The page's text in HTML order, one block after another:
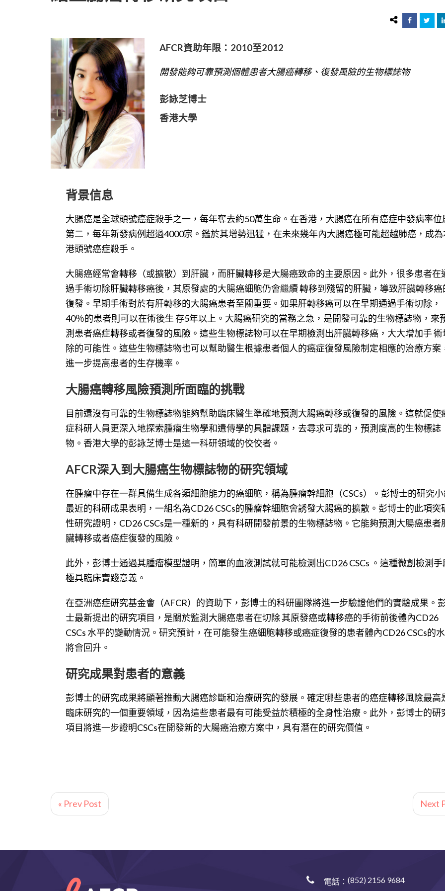
AFCR資助年限： 2010至2012
開發能夠可靠預測個體患者大腸癌轉移、復發風險的生物標誌物
彭詠芝博士
香港大學
背景信息
大腸癌是全球頭號癌症殺手之一，每年奪去約50萬生命。在香港，大腸癌在所有癌症中發病率位
第二，每年新發病例超過4000宗。鑑於其增勢迅猛，在未來幾年內大腸癌極可能超越肺癌，成為
港頭號癌症殺手。
大腸癌經常會轉移（或擴散）到肝臟，而肝臟轉移是大腸癌致命的主要原因。此外，很多患者在
過手術切除肝臟轉移癌後，其原發處的大腸癌細胞仍會繼續 轉移到殘留的肝臟，導致肝臟轉移癌
復發。早期手術對於有肝轉移的大腸癌患者至關重要。如果肝轉移癌可以在早期通過手術切除，
40％的患者則可以在術後生 存5年以上。大腸癌研究的當務之急，是開發可靠的生物標誌物，來
測患者癌症轉移或者復發的風險。這些生物標誌物可以在早期檢測出肝臟轉移癌，大大增加手 術
除的可能性。這些生物標誌物也可以幫助醫生根據患者個人的癌症復發風險制定相應的治療方案
進一步提高患者的生存機率。
大腸癌轉移風險預測所面臨的挑戰
目前還沒有可靠的生物標誌物能夠幫助臨床醫生準確地預測大腸癌轉移或復發的風險。這就促使
症科研人員更深入地探索腫瘤生物學和遺傳學的具體課題，去尋求可靠的，預測度高的生物標誌
物。香港大學的彭詠芝博士是這一科研領域的佼佼者。
AFCR深入到大腸癌生物標誌物的研究領域
在腫瘤中存在一群具備生成各類細胞能力的癌細胞，稱為腫瘤幹細胞（CSCs）。彭博士的研究小
最近的科研成果表明，一組名為CD26 CSCs的腫瘤幹細胞會誘發大腸癌的擴散。彭博士的此項突
性研究證明，CD26 CSCs是一種新的，具有科研開發前景的生物標誌物。它能夠預測大腸癌患者
臟轉移或者癌症復發的風險。
此外，彭博士通過其腫瘤模型證明，簡單的血液測試就可能檢測出CD26 CSCs 。這種微創檢測手
極具臨床實踐意義。
在亞洲癌症研究基金會（AFCR）的資助下，彭博士的科研團隊將進一步驗證他們的實驗成果。
士最新提出的研究項目，是關於監測大腸癌患者在切除 其原發癌或轉移癌的手術前後體內CD26
CSCs 水平的變動情況。研究預計，在可能發生癌細胞轉移或癌症復發的患者體內CD26 CSCs的
將會回升。
研究成果對患者的意義
彭博士的研究成果將顯著推動大腸癌診斷和治療研究的發展。確定哪些患者的癌症轉移風險最高
臨床研究的一個重要領域，因為這些患者最有可能受益於積極的全身性治療。此外，彭博士的研
項目將進一步證明CSCs在開發新的大腸癌治療方案中，具有潛在的研究價值。
« Prev Post Next
電話：(852) 2156 9684